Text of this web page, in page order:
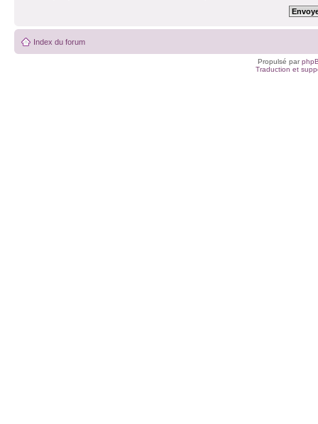
Index du forum
Propulsé par
Traduction et